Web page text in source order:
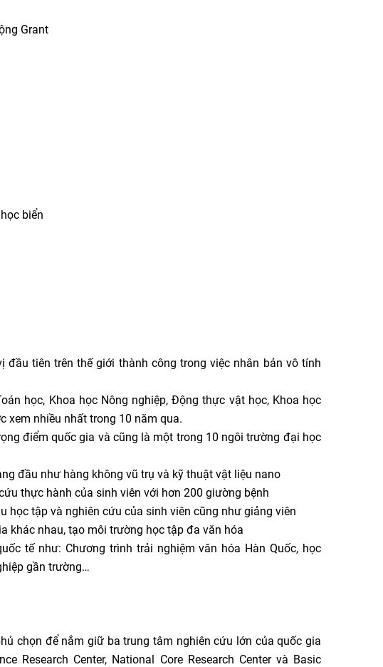
Grant
biển
đầu tiên trên thế giới thành công trong việc nhân bản vô tính
học, Khoa học Nông nghiệp, Động thực vật học, Khoa học
xem nhiều nhất trong 10 năm qua.
điểm quốc gia và cũng là một trong 10 ngôi trường đại học
đầu như hàng không vũ trụ và kỹ thuật vật liệu nano
thực hành của sinh viên với hơn 200 giường bệnh
học tập và nghiên cứu của sinh viên cũng như giảng viên
khác nhau, tạo môi trường học tập đa văn hóa
tế như: Chương trình trải nghiệm văn hóa Hàn Quốc, học
gần trường…
chọn để nắm giữ ba trung tâm nghiên cứu lớn của quốc gia
Research Center, National Core Research Center và Basic